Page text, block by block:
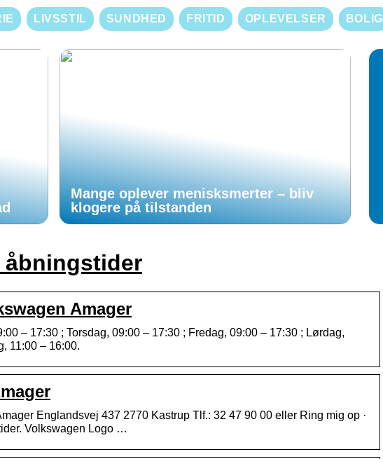
LIVSSTIL SUNDHED FRITID OPLEVELSER BOLIG
Mange oplever menisksmerter – bliv
klogere på tilstanden
åbningstider
Amager
– 17:30 ; Torsdag, 09:00 – 17:30 ; Fredag, 09:00 – 17:30 ; Lørdag,
11:00 – 16:00.
Englandsvej 437 2770 Kastrup Tlf.: 32 47 90 00 eller Ring mig op ·
Volkswagen Logo …